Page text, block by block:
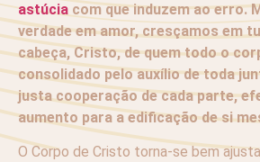
astúcia com que induzem ao erro.
verdade em amor, cresçamos em
cabeça, Cristo, de quem todo o
consolidado pelo auxílio de toda
justa cooperação de cada parte,
aumento para a edificação de si
O Corpo de Cristo torna-se bem